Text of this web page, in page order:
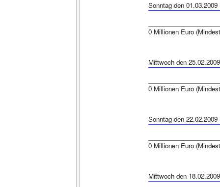
Sonntag den 01.03.2009
0 Millionen Euro
Mittwoch den 25.02.2009
0 Millionen Euro
Sonntag den 22.02.2009
0 Millionen Euro
Mittwoch den 18.02.2009